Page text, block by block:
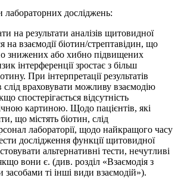
лабораторних досліджень:
на результати аналізів щитовидної
на взаємодії біотин/стрептавідин, що
знижених або хибно підвищених
інтерференції зростає з більш
При інтерпретації результатів
слід враховувати можливу взаємодію
спостерігається відсутність
картиною. Щодо пацієнтів, які
що містять біотин, слід
лабораторії, щодо найкращого часу
дослідження функції щитовидної
альтернативні тести, нечутливі
вони є. (див. розділ «Взаємодія з
ті інші види взаємодій»).